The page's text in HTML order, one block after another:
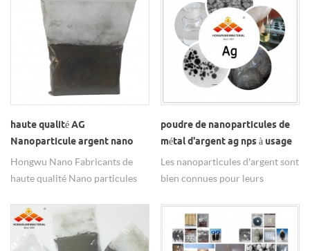
personnalisées en fonction des
besoins.
haute qualité AG
Nanoparticule argent nano
Poudre de stérilisation
agricole
Hongwu Nano Fabricants de
haute qualité Nano particules
100nm, haute pureté 99,99%.
argent nano Les poudres
fonctionnent bien dans
poudre de nanoparticules de
métal d'argent ag nps à usage
antibactérien
Les nanoparticules d'argent sont
bien connues pour leurs
Les nanomatériaux hw peuvent
produire diverses poudres
d'argent sphériques, d'une taille